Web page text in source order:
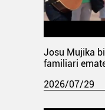
Josu Mujika
familiari
2026/07/29